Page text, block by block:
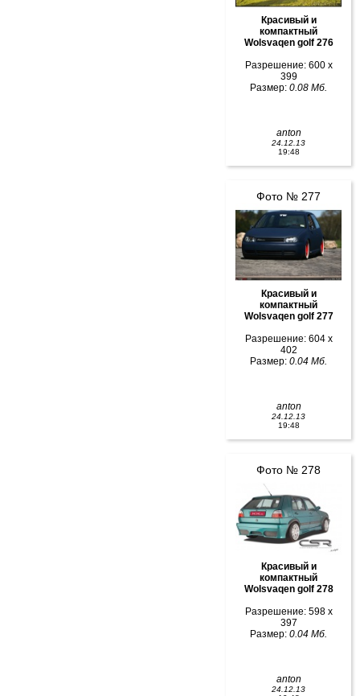
Красивый и
компактный
Wolsvaqen golf 276
Разрешение: 600 x
399
Размер: 0.08 Мб.
anton
24.12.13
19:48
Фото № 277
Красивый и
компактный
Wolsvaqen golf 277
Разрешение: 604 x
402
Размер: 0.04 Мб.
anton
24.12.13
19:48
Фото № 278
Красивый и
компактный
Wolsvaqen golf 278
Разрешение: 598 x
397
Размер: 0.04 Мб.
anton
24.12.13